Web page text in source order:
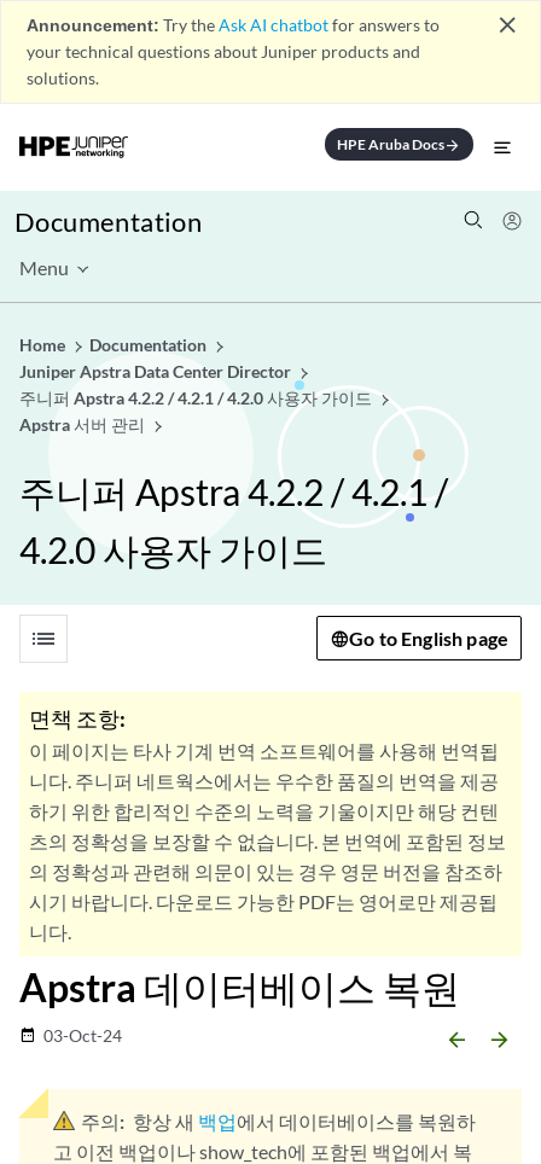
Announcement: Try theAsk AI chatbotfor answers to
your technical questions about Juniper products and
solutions.
close
HPE Aruba Docsarrow_forward
Documentation
Menu
Home
Documentation
Juniper Apstra Data Center Director
주니퍼 Apstra 4.2.2 / 4.2.1 / 4.2.0 사용자 가이드
Apstra 서버 관리
주니퍼 Apstra 4.2.2 / 4.2.1 /
4.2.0 사용자 가이드
list Go to English page
면책 조항:
이 페이지는 타사 기계 번역 소프트웨어를 사용해 번역됩
니다. 주니퍼 네트웍스에서는 우수한 품질의 번역을 제공
하기 위한 합리적인 수준의 노력을 기울이지만 해당 컨텐
츠의 정확성을 보장할 수 없습니다. 본 번역에 포함된 정보
의 정확성과 관련해 의문이 있는 경우 영문 버전을 참조하
시기 바랍니다. 다운로드 가능한 PDF는 영어로만 제공됩
니다.
Apstra 데이터베이스 복원
date_range 03-Oct-24 arrow_backward arrow_forward
주의: 항상 새 백업에서 데이터베이스를 복원하
고 이전 백업이나 show_tech에 포함된 백업에서 복